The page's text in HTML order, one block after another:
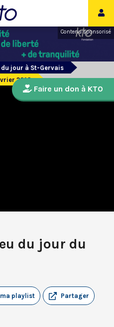
Contenu sponsorisé
jour à St-Gervais
2018
du jour du
Partager
playlist
Faire un don à KTO